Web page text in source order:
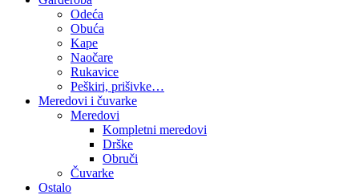
Odeća
Obuća
Kape
Naočare
Rukavice
Peškiri, prišivke…
Meredovi i čuvarke
Meredovi
Kompletni meredovi
Drške
Obruči
Čuvarke
Ostalo